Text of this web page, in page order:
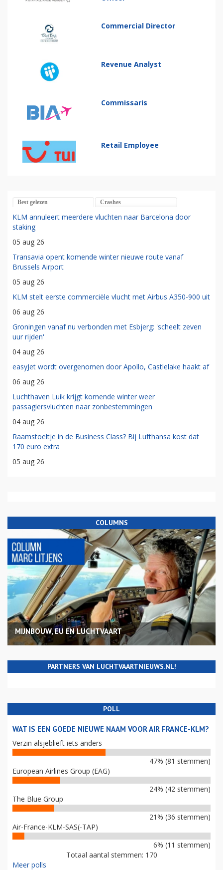
Commercial Director
Revenue Analyst
Commissaris
Retail Employee
Best gelezen Crashes
KLM annuleert meerdere vluchten naar Barcelona door
staking
05 aug 26
Transavia opent komende winter nieuwe route vanaf
Brussels Airport
05 aug 26
KLM stelt eerste commerciële vlucht met Airbus A350-900 uit
06 aug 26
Groningen vanaf nu verbonden met Esbjerg: 'scheelt zeven
uur rijden'
04 aug 26
easyJet wordt overgenomen door Apollo, Castlelake haakt af
06 aug 26
Luchthaven Luik krijgt komende winter weer
passagiersvluchten naar zonbestemmingen
04 aug 26
Raamstoeltje in de Business Class? Bij Lufthansa kost dat
170 euro extra
05 aug 26
COLUMNS
MIJNBOUW, EU EN LUCHTVAART
PARTNERS VAN LUCHTVAARTNIEUWS.NL!
POLL
WAT IS EEN GOEDE NIEUWE NAAM VOOR AIR FRANCE-KLM?
Verzin alsjeblieft iets anders
47% (81 stemmen)
European Airlines Group (EAG)
24% (42 stemmen)
The Blue Group
21% (36 stemmen)
Air-France-KLM-SAS(-TAP)
6% (11 stemmen)
Totaal aantal stemmen: 170
Meer polls